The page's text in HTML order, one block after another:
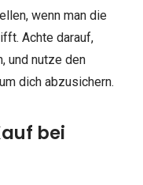
wenn man die
Achte darauf,
und nutze den
dich abzusichern.
bei